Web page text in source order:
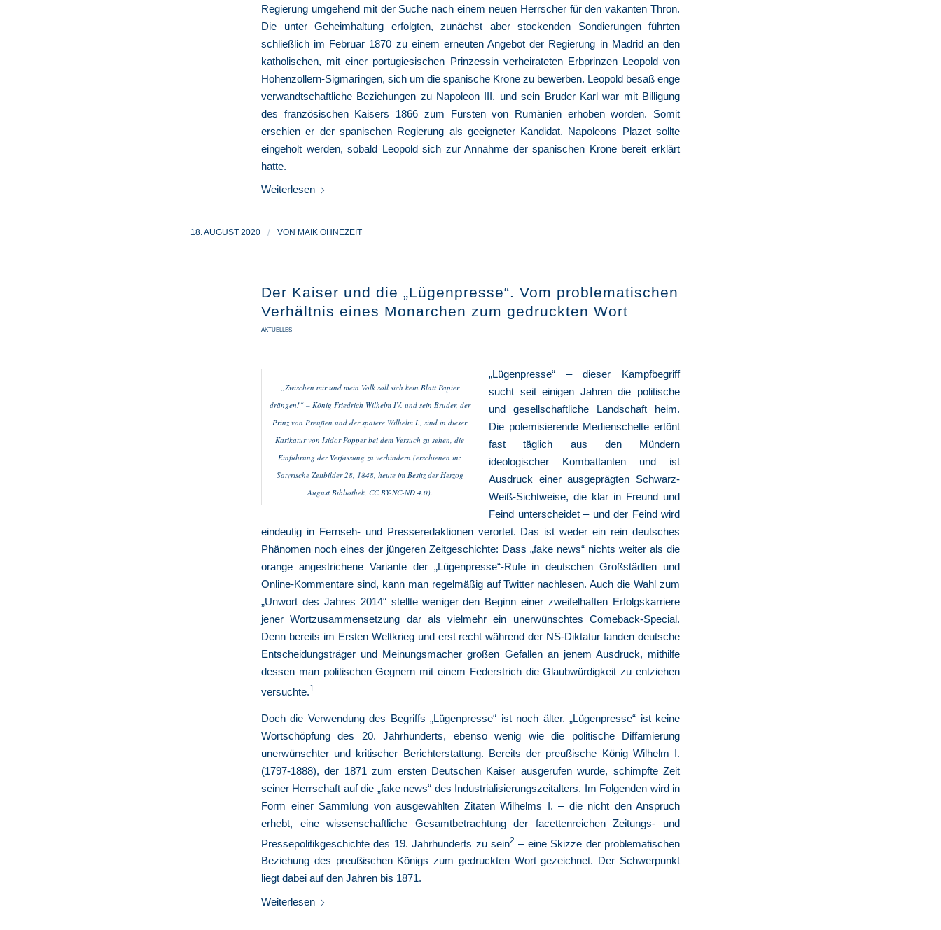
Regierung umgehend mit der Suche nach einem neuen Herrscher für den vakanten Thron.
Die unter Geheimhaltung erfolgten, zunächst aber stockenden Sondierungen führten
schließlich im Februar 1870 zu einem erneuten Angebot der Regierung in Madrid an den
katholischen, mit einer portugiesischen Prinzessin verheirateten Erbprinzen Leopold von
Hohenzollern-Sigmaringen, sich um die spanische Krone zu bewerben. Leopold besaß enge
verwandtschaftliche Beziehungen zu Napoleon III. und sein Bruder Karl war mit Billigung
des französischen Kaisers 1866 zum Fürsten von Rumänien erhoben worden. Somit
erschien er der spanischen Regierung als geeigneter Kandidat. Napoleons Plazet sollte
eingeholt werden, sobald Leopold sich zur Annahme der spanischen Krone bereit erklärt
hatte.
Weiterlesen
18. AUGUST 2020 / VON MAIK OHNEZEIT
Der Kaiser und die „Lügenpresse“. Vom problematischen
Verhältnis eines Monarchen zum gedruckten Wort
AKTUELLES
„Zwischen mir und mein Volk soll sich kein Blatt Papier
drängen!“ – König Friedrich Wilhelm IV. und sein Bruder, der
Prinz von Preußen und der spätere Wilhelm I., sind in dieser
Karikatur von Isidor Popper bei dem Versuch zu sehen, die
Einführung der Verfassung zu verhindern (erschienen in:
Satyrische Zeitbilder 28, 1848, heute im Besitz der Herzog
August Bibliothek, CC BY-NC-ND 4.0).
„Lügenpresse“ – dieser Kampfbegriff
sucht seit einigen Jahren die politische
und gesellschaftliche Landschaft heim.
Die polemisierende Medienschelte ertönt
fast täglich aus den Mündern
ideologischer Kombattanten und ist
Ausdruck einer ausgeprägten Schwarz-
Weiß-Sichtweise, die klar in Freund und
Feind unterscheidet – und der Feind wird
eindeutig in Fernseh- und Presseredaktionen verortet. Das ist weder ein rein deutsches
Phänomen noch eines der jüngeren Zeitgeschichte: Dass „fake news“ nichts weiter als die
orange angestrichene Variante der „Lügenpresse“-Rufe in deutschen Großstädten und
Online-Kommentare sind, kann man regelmäßig auf Twitter nachlesen. Auch die Wahl zum
„Unwort des Jahres 2014“ stellte weniger den Beginn einer zweifelhaften Erfolgskarriere
jener Wortzusammensetzung dar als vielmehr ein unerwünschtes Comeback-Special.
Denn bereits im Ersten Weltkrieg und erst recht während der NS-Diktatur fanden deutsche
Entscheidungsträger und Meinungsmacher großen Gefallen an jenem Ausdruck, mithilfe
dessen man politischen Gegnern mit einem Federstrich die Glaubwürdigkeit zu entziehen
versuchte.1
Doch die Verwendung des Begriffs „Lügenpresse“ ist noch älter. „Lügenpresse“ ist keine
Wortschöpfung des 20. Jahrhunderts, ebenso wenig wie die politische Diffamierung
unerwünschter und kritischer Berichterstattung. Bereits der preußische König Wilhelm I.
(1797-1888), der 1871 zum ersten Deutschen Kaiser ausgerufen wurde, schimpfte Zeit
seiner Herrschaft auf die „fake news“ des Industrialisierungszeitalters. Im Folgenden wird in
Form einer Sammlung von ausgewählten Zitaten Wilhelms I. – die nicht den Anspruch
erhebt, eine wissenschaftliche Gesamtbetrachtung der facettenreichen Zeitungs- und
Pressepolitikgeschichte des 19. Jahrhunderts zu sein2 – eine Skizze der problematischen
Beziehung des preußischen Königs zum gedruckten Wort gezeichnet. Der Schwerpunkt
liegt dabei auf den Jahren bis 1871.
Weiterlesen